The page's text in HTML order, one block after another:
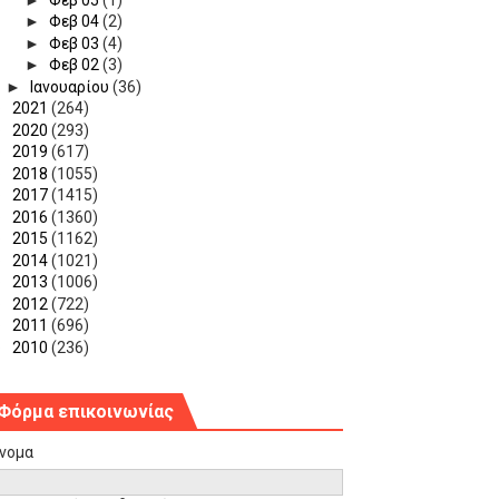
►Φεβ 04(2)
►Φεβ 03(4)
►Φεβ 02(3)
►
Ιανουαρίου(36)
2021 (264)
2020 (293)
2019 (617)
2018 (1055)
2017(1415)
2016 (1360)
2015 (1162)
2014(1021)
2013 (1006)
2012 (722)
2011 (696)
2010 (236)
επικοινωνίας